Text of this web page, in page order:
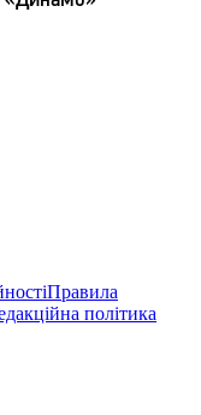
Правила
політика